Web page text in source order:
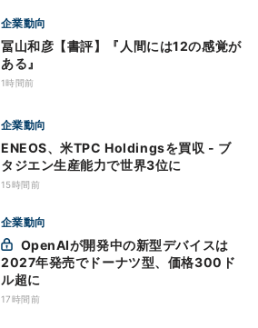
企業動向
冨山和彦【書評】『人間には12の感覚が
ある』
1時間前
企業動向
ENEOS、米TPC Holdingsを買収 - ブ
タジエン生産能力で世界3位に
15時間前
企業動向
2027年発売でドーナツ型、価格300ド
ル超に
17時間前